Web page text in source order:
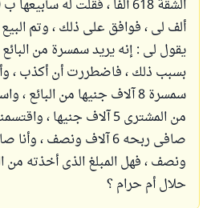
ألف لى ، فوافق على ذلك ، وتم
يقول لى : إنه يريد سمسرة من
بسبب ذلك ، فاضطررت أن أكذب ،
سمسرة 8 آلاف جنيها من
من المشترى 5 آلاف جنيها ،
ونصف ، فهل المبلغ الذى أخذته من
حلال أم حرام ؟